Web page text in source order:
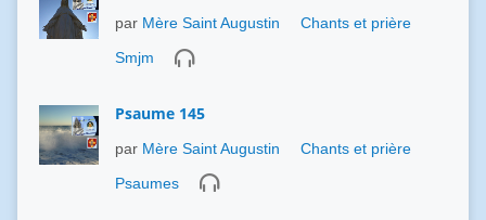
par Mère Saint Augustin
Chants et prière
Smjm
Psaume 145
par Mère Saint Augustin
Chants et prière
Psaumes